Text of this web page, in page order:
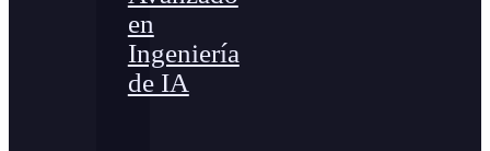
en
Ingeniería
de IA